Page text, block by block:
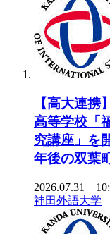
【高大連
高等学校「
究講座」を
年後の双葉
2026.07.31
神田外語大学